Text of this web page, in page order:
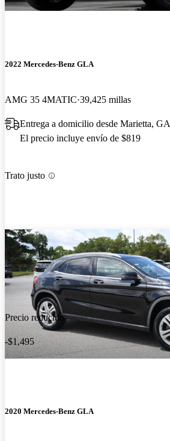
2022 Mercedes-Benz GLA
AMG 35 4MATIC 39,425 millas
Entrega a domicilio desde Marietta, GA
El precio incluye envío de $819
Trato justo
Precio reducido
-$1,495
2020 Mercedes-Benz GLA